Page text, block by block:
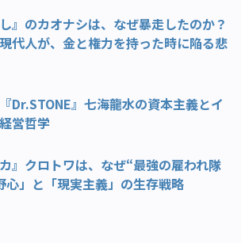
』のカオナシは、なぜ暴走したのか？
代人が、金と権力を持った時に陥る悲
Dr.STONE』七海龍水の資本主義とイ
営哲学
』クロトワは、なぜ“最強の雇われ隊
心」と「現実主義」の生存戦略